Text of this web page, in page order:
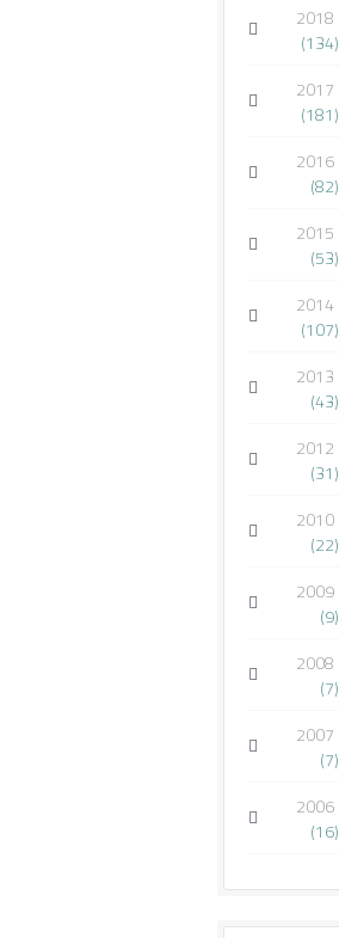
2018
(134)
2017
(181)
2016
(82)
2015
(53)
2014
(107)
2013
(43)
2012
(31)
2010
(22)
2009
(9)
2008
(7)
2007
(7)
2006
(16)